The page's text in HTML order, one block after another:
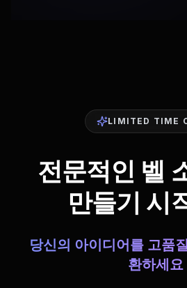
LIMITED TIME
전문적인 벨
만들기 시
당신의 아이디어를 고품
환하세요